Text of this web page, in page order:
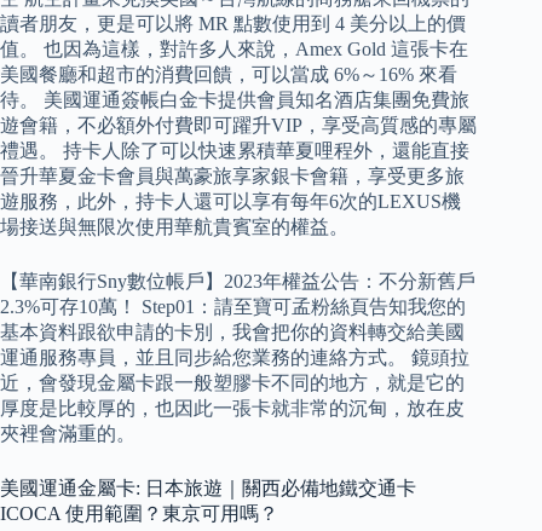
讀者朋友，更是可以將 MR 點數使用到 4 美分以上的價
值。 也因為這樣，對許多人來說，Amex Gold 這張卡在
美國餐廳和超市的消費回饋，可以當成 6%～16% 來看
待。 美國運通簽帳白金卡提供會員知名酒店集團免費旅
遊會籍，不必額外付費即可躍升VIP，享受高質感的專屬
禮遇。 持卡人除了可以快速累積華夏哩程外，還能直接
晉升華夏金卡會員與萬豪旅享家銀卡會籍，享受更多旅
遊服務，此外，持卡人還可以享有每年6次的LEXUS機
場接送與無限次使用華航貴賓室的權益。
【華南銀行Sny數位帳戶】2023年權益公告：不分新舊戶
2.3%可存10萬！ Step01：請至寶可孟粉絲頁告知我您的
基本資料跟欲申請的卡別，我會把你的資料轉交給美國
運通服務專員，並且同步給您業務的連絡方式。 鏡頭拉
近，會發現金屬卡跟一般塑膠卡不同的地方，就是它的
厚度是比較厚的，也因此一張卡就非常的沉甸，放在皮
夾裡會滿重的。
美國運通金屬卡: 日本旅遊｜關西必備地鐵交通卡
ICOCA 使用範圍？東京可用嗎？